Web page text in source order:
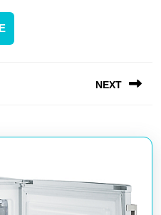
NEXT
suivant